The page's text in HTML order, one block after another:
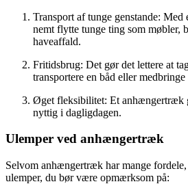
Transport af tunge genstande:
nemt flytte tunge ting som møbler,
haveaffald.
Fritidsbrug: Det gør det lettere at
transportere en båd eller
Øget fleksibilitet: Et anhængertræk
nyttig i dagligdagen.
Ulemper ved anhængertræk
Selvom anhængertræk har mange
ulemper, du bør være opmærksom på: